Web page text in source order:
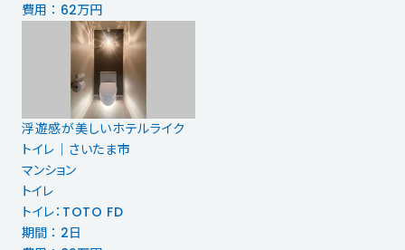
費用 ： 62万円
浮遊感が美しいホテルライク
トイレ｜さいたま市
マンション
トイレ
トイレ：TOTO FD
期間 ： 2日